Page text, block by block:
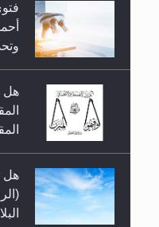
هل
هل